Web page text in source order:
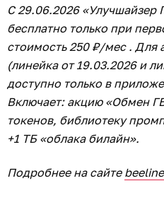
С 29.06.2026 «Улучшайзер
бесплатно только при
стоимость 250 ₽/мес . Для
(линейка от 19.03.2026 и
доступно только в
Включает: акцию «Обмен
токенов, библиотеку
+1 ТБ «облака билайн».
Подробнее на сайте